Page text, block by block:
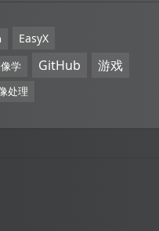
EasyX
学 GitHub 游戏
处理